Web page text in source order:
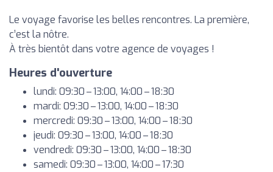
Le voyage favorise les belles rencontres. La première,
c’est la nôtre.
À très bientôt dans votre agence de voyages !
Heures d'ouverture
lundi: 09:30 – 13:00, 14:00 – 18:30
mardi: 09:30 – 13:00, 14:00 – 18:30
mercredi: 09:30 – 13:00, 14:00 – 18:30
jeudi: 09:30 – 13:00, 14:00 – 18:30
vendredi: 09:30 – 13:00, 14:00 – 18:30
samedi: 09:30 – 13:00, 14:00 – 17:30